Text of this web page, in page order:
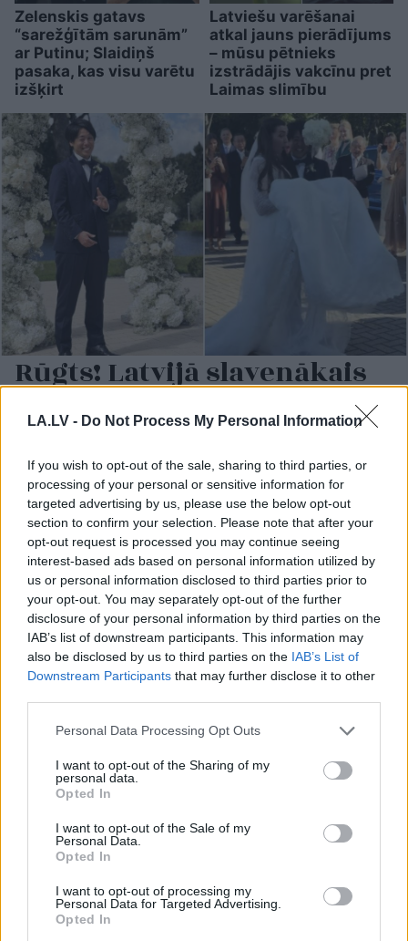
LA.LV - Do Not Process My Personal Information
If you wish to opt-out of the sale, sharing to third parties, or
processing of your personal or sensitive information for
targeted advertising by us, please use the below opt-out
section to confirm your selection. Please note that after your
opt-out request is processed you may continue seeing
interest-based ads based on personal information utilized by
us or personal information disclosed to third parties prior to
your opt-out. You may separately opt-out of the further
disclosure of your personal information by third parties on the
IAB’s list of downstream participants. This information may
also be disclosed by us to third parties on the IAB’s List of
Downstream Participants that may further disclose it to other
Please note that this website/app uses one or more Google
not limited to your visit or usage behaviour. You may click to
grant or deny consent to Google and its third-party tags to
use your data for below specified purposes in below Google
consent section.
Personal Data Processing Opt Outs
I want to opt-out of the Sharing of my
personal data.
Opted In
I want to opt-out of the Sale of my
Personal Data.
Opted In
I want to opt-out of processing my
Personal Data for Targeted Advertising.
Opted In
Zelenskis gatavs
“sarežģītām sarunām”
ar Putinu; Slaidiņš
pasaka, kas visu varētu
izšķirt
Latviešu varēšanai
atkal jauns pierādījums
– mūsu pētnieks
izstrādājis vakcīnu pret
Laimas slimību
Rūgts! Latvijā slavenākais
japānis Masaki mijis
gredzenus ar mīļoto –
kāzās izskanēja arī īpaši
skaista latviešu dziesma
kļūdu var pieļaut
daudzi! Pēc “Maxima”
apmeklējuma klients
autovadītājus
neuzkāpt uz tā paša
grābekļa
FOTO.
normāli?” Guntars
veikalā nopērk tomātu,
taču, pārgriežot to uz
pusēm, viņu sagaida